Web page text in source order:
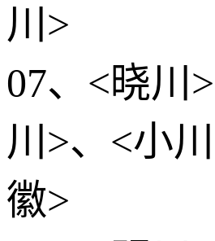
川>
07、<晓川
川>、<小
徽>